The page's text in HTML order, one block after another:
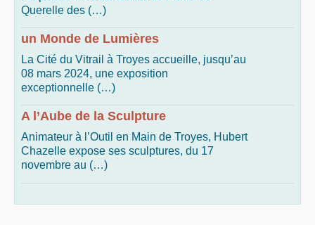
Querelle des (…)
un Monde de Lumières
La Cité du Vitrail à Troyes accueille, jusqu’au
08 mars 2024, une exposition
exceptionnelle (…)
A l’Aube de la Sculpture
Animateur à l’Outil en Main de Troyes, Hubert
Chazelle expose ses sculptures, du 17
novembre au (…)